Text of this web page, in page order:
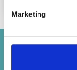
Marketing